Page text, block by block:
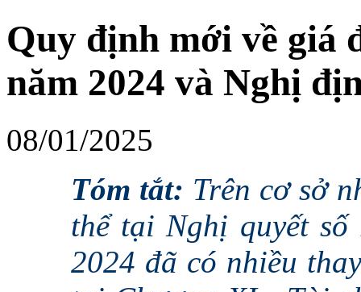
Quy định mới về giá
năm 2024 và Nghị
08/01/2025
Tóm tắt: Trên cơ sở
thể tại Nghị quyết
2024 đã có nhiều